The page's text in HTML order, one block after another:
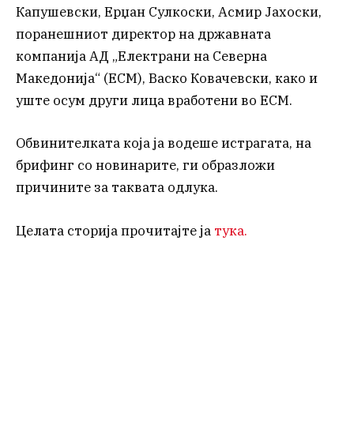
Капушевски, Ерџан Сулкоски, Асмир Јахоски,
поранешниот директор на државната
компанија АД „Електрани на Северна
Македонија“ (ЕСМ), Васко Ковачевски, како и
уште осум други лица вработени во ЕСМ.
Обвинителката која ја водеше истрагата, на
брифинг со новинарите, ги образложи
причините за таквата одлука.
Целата сторија прочитајте ја тука.